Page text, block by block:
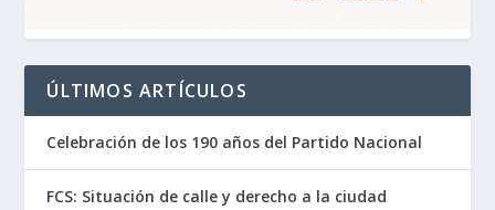
ÚLTIMOS ARTÍCULOS
Celebración de los 190 años del Partido Nacional
FCS: Situación de calle y derecho a la ciudad